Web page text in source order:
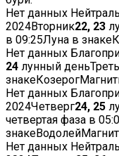
Нет данных
2024Вторник22, 23
в 09:25Луна в
Нет данных
24 лунный
Нет данных
2024Четверг24, 25
четвертая фаза в
Нет данных